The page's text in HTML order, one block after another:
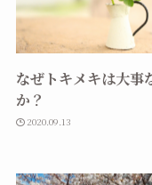
なぜトキメキは大事
か？
2020.09.13